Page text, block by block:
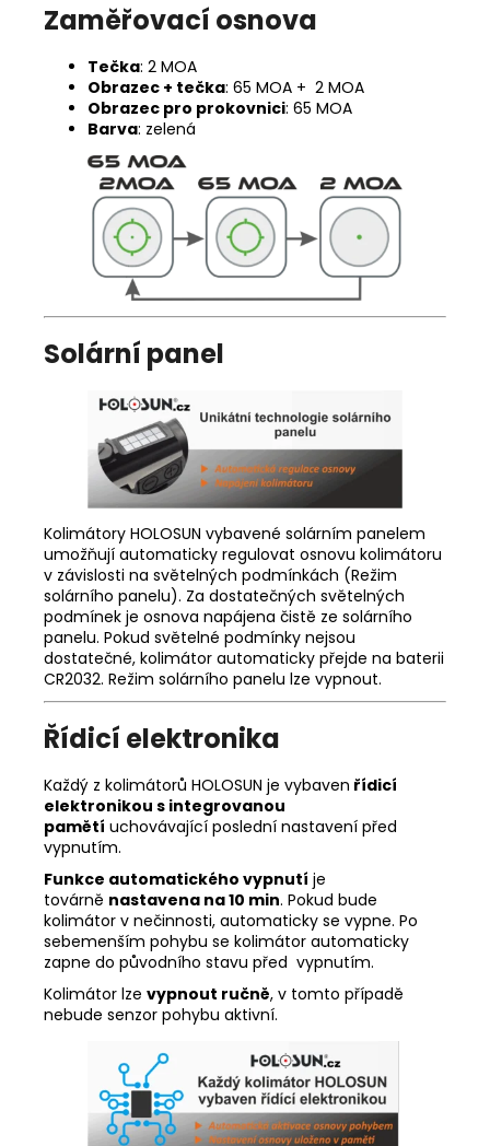
Zaměřovací osnova
Tečka: 2 MOA
Obrazec + tečka: 65 MOA + 2 MOA
Obrazec pro prokovnici: 65 MOA
Barva: zelená
Solární panel
Kolimátory HOLOSUN vybavené solárním panelem
umožňují automaticky regulovat osnovu kolimátoru
v závislosti na světelných podmínkách (Režim
solárního panelu). Za dostatečných světelných
podmínek je osnova napájena čistě ze solárního
panelu. Pokud světelné podmínky nejsou
dostatečné, kolimátor automaticky přejde na baterii
CR2032. Režim solárního panelu lze vypnout.
Řídicí elektronika
Každý z kolimátorů HOLOSUN je vybaven řídicí
elektronikou s integrovanou
pamětí uchovávající poslední nastavení před
vypnutím.
Funkce automatického vypnutí je
továrně nastavena na 10 min. Pokud bude
kolimátor v nečinnosti, automaticky se vypne. Po
sebemenším pohybu se kolimátor automaticky
zapne do původního stavu před vypnutím.
Kolimátor lze vypnout ručně, v tomto případě
nebude senzor pohybu aktivní.